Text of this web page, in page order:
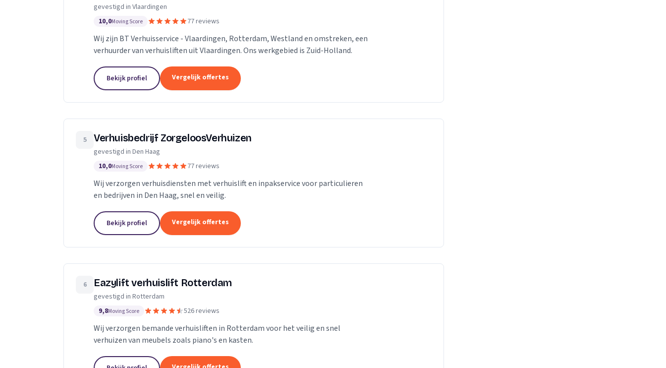
gevestigd in Vlaardingen
10,0Moving Score 77 reviews
Wij zijn BT Verhuisservice - Vlaardingen, Rotterdam, Westland en omstreken, een
verhuurder van verhuisliften uit Vlaardingen. Ons werkgebied is Zuid-Holland.
Bekijk profiel Vergelijk offertes
5 Verhuisbedrijf ZorgeloosVerhuizen
gevestigd in Den Haag
10,0Moving Score 77 reviews
Wij verzorgen verhuisdiensten met verhuislift en inpakservice voor particulieren
en bedrijven in Den Haag, snel en veilig.
Bekijk profiel Vergelijk offertes
6 Eazylift verhuislift Rotterdam
gevestigd in Rotterdam
9,8Moving Score 526 reviews
Wij verzorgen bemande verhuisliften in Rotterdam voor het veilig en snel
verhuizen van meubels zoals piano's en kasten.